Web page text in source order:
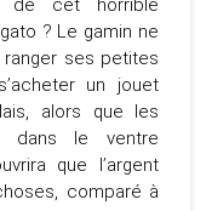
de cet horrible
? Le gamin ne
ranger ses petites
un jouet
alors que les
dans le ventre
que l’argent
comparé à